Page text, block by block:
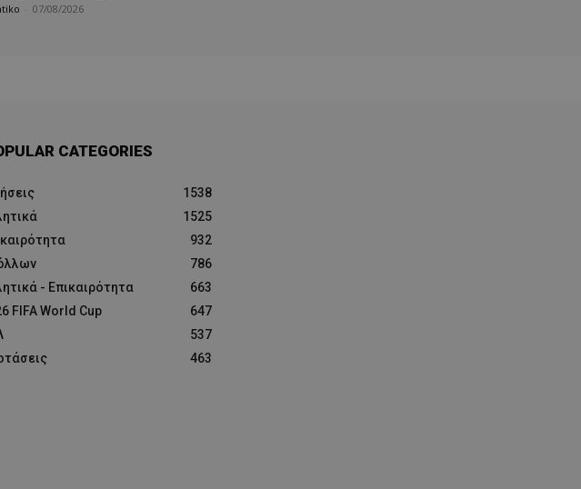
07/08/2026
CATEGORIES
1538
1525
932
786
- Επικαιρότητα
663
FIFA World Cup
647
537
463